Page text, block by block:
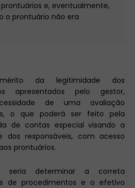
e, eventualmente,
o prontuário não era
da legitimidade dos
apresentados pelo gestor,
de uma avaliação
o que poderá ser feito pela
de contas especial visando a
responsáveis, com acesso
prontuários.
seria determinar a correta
de procedimentos e o efetivo